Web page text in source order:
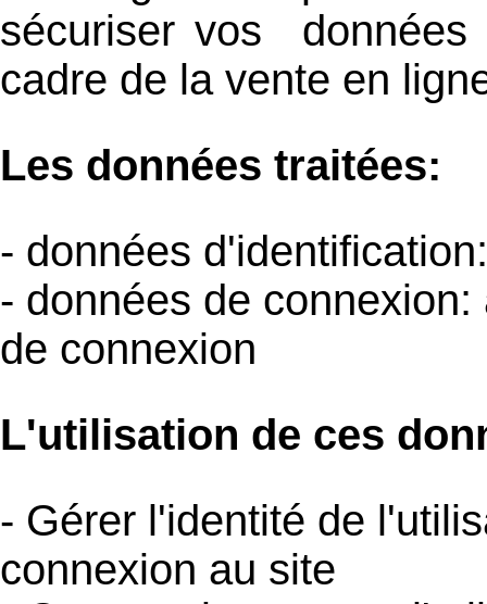
sécuriser vos données
cadre de la vente en
Les données traitées:
- données
- données de
de connexion
L'utilisation de ces
- Gérer l'identité de
connexion au site